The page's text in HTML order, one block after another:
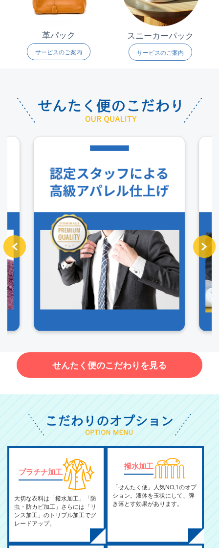
革パック
サービスのご案内
スニーカーパック
サービスのご案内
せんたく便のこだわりを見る
プラチナ加工
大切な衣料は「撥水加工」「防
虫・防カビ加工」さらには「リ
ンス加工」のトリプル加工でグ
レードアップ。
撥水加工
「せんたく便」人気NO,1のオプ
ション。液体を玉状にして、弾
き落とす効果があります。